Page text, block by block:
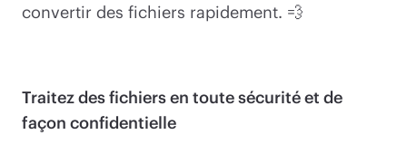
convertir des fichiers rapidement. 💨
Traitez des fichiers en toute sécurité et de
façon confidentielle